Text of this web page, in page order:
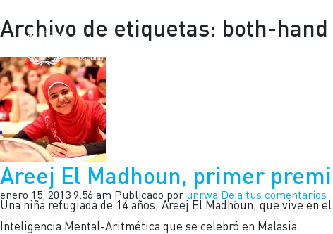
Archivo de etiquetas: both-
Areej El Madhoun, primer
enero 15, 2013 9:56 am Publicado por unrwa Deja tus comentarios
Una niña refugiada de 14 años, Areej El Madhoun, que vive en
Inteligencia Mental-Aritmética que se celebró en Malasia.